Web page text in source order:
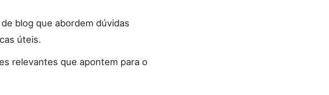
blog que abordem dúvidas
úteis.
relevantes que apontem para o